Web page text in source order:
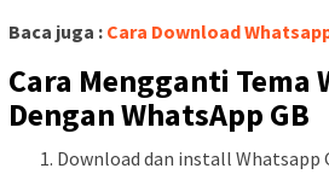
Baca juga : Cara Download
Cara Mengganti Tema
Dengan WhatsApp GB
Download dan install Whatsapp